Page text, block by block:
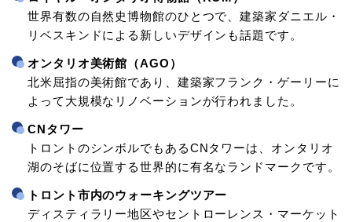
世界有数の自然史博物館のひとつで、建築家ダニエル・
リベスキンドによる新しいデザインも話題です。
オンタリオ美術館（AGO）
北米屈指の美術館であり、建築家フランク・ゲーリーに
よって大規模なリノベーションが行われました。
CNタワー
トロントのシンボルでもあるCNタワーは、オンタリオ
湖のそばに位置する世界的に有名なランドマークです。
トロント市内のウォーキングツアー
ディスティラリー地区やセントローレンス・マーケット